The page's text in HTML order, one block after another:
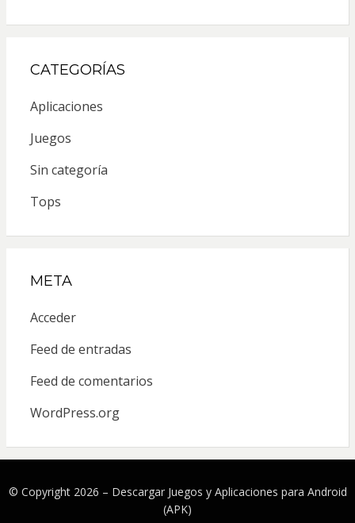
CATEGORÍAS
Aplicaciones
Juegos
Sin categoría
Tops
META
Acceder
Feed de entradas
Feed de comentarios
WordPress.org
© Copyright 2026 – Descargar Juegos y Aplicaciones para Android
(APK)